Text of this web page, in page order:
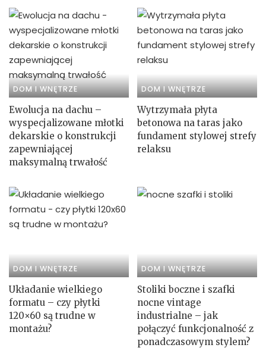
DOM I WNĘTRZE
Ewolucja na dachu –
wyspecjalizowane młotki
dekarskie o konstrukcji
zapewniającej
maksymalną trwałość
DOM I WNĘTRZE
Wytrzymała płyta
betonowa na taras jako
fundament stylowej strefy
relaksu
DOM I WNĘTRZE
Układanie wielkiego
formatu – czy płytki
120×60 są trudne w
montażu?
DOM I WNĘTRZE
Stoliki boczne i szafki
nocne vintage
industrialne – jak
połączyć funkcjonalność z
ponadczasowym stylem?